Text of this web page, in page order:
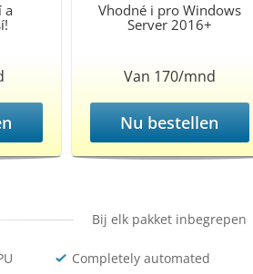
a
Vhodné i pro Windows
Server 2016+
Van 170/mnd
Nu bestellen
Bij elk pakket inbegrepen
Completely automated